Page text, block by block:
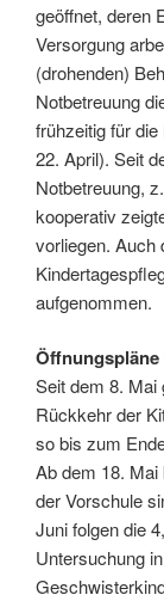
geöffnet, deren
Versorgung
(drohenden)
Notbetreuung
frühzeitig für
22. April). Seit
Notbetreuung,
kooperativ
vorliegen. Auch
aufgenommen.
Seit dem 8. Mai
Rückkehr der
so bis zum
Ab dem 18. Mai
der Vorschule
Juni folgen die
Untersuchung